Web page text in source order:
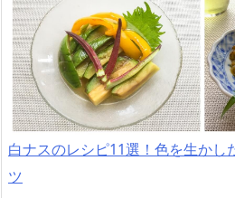
白ナスのレシピ11選！色を生かし
ツ